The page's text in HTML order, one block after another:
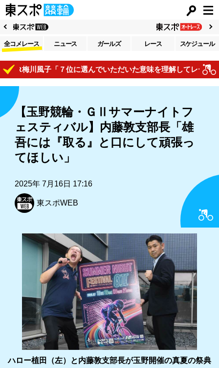
全コメレース ニュース ガールズ レース スケジュール
川風子「７位に選んでいただいた意味を理解してレースで自己
【玉野競輪・ＧⅡサマーナイトフ
ェスティバル】内藤敦支部長「雄
吾には『取る』と口にして頑張っ
てほしい」
2025年 7月16日 17:16
東スポWEB
ハロー植田（左）と内藤敦支部長が玉野開催の真夏の祭典